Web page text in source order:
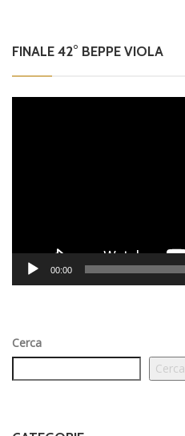
FINALE 42° BEPPE VIOLA
00:00
Cerca
Cerca